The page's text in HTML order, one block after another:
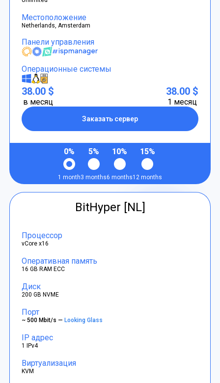
Местоположение
Netherlands, Amsterdam
Панели управления
Операционные системы
38.00 $
в месяц
Заказать сервер
38.00 $
1 месяц
0%
1 month
5%
3 months
10%
6 months
15%
12 months
BitHyper [NL]
Процессор
vCore x16
Оперативная память
16 GB RAM ECC
Диск
200 GB NVME
Порт
~ 500 Mbit/s —Looking Glass
IP адрес
1 IPv4
Виртуализация
KVM